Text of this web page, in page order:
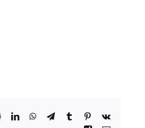
RedditLinkedInWhatsAppTelegrama
Tumblr Pinterest
Vk